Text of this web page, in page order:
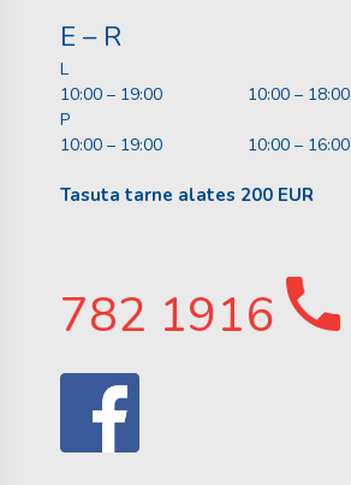
E – R
L
10:00 – 19:00
10:00 – 18:00
P
10:00 – 19:00
10:00 – 16:00
Tasuta tarne alates 200 EUR
782 1916